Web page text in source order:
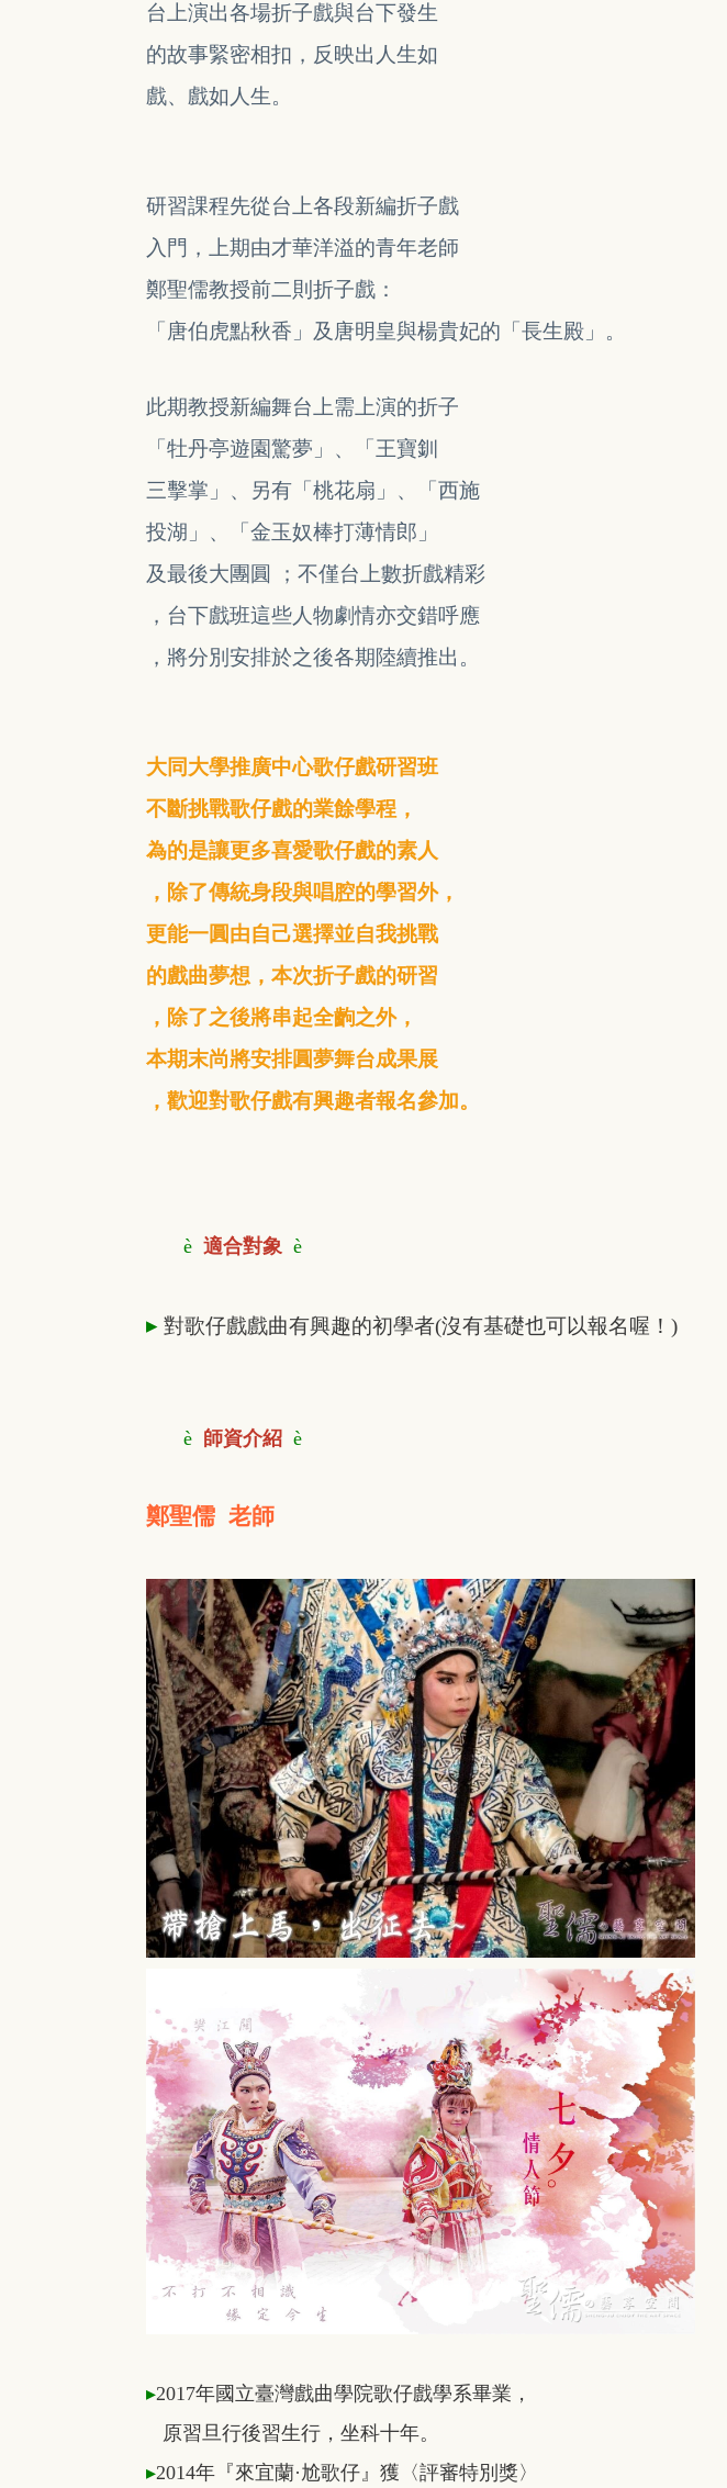
台上演出各場折子戲與台下發生
的故事緊密相扣，反映出人生如
戲、戲如人生。
研習課程先從台上各段新編折子戲
入門， 上期由才華洋溢的青年老師
鄭聖儒教授前二則折子戲：
「唐伯虎點秋香」及唐明皇與楊貴妃的「長生殿」。
此期教授新編舞台上需上演的折子
「牡丹亭遊園驚夢」 、「王寶釧
三擊掌」、
另有「桃花扇」、
「西施
投湖」 、「金玉奴棒打薄情郎」
及最後大團圓 ；不僅台上數折戲精彩
，台下戲班這些人物劇情亦交錯呼應
，將分別安排於之後各期陸續推出。
大同大學推廣中心歌仔戲研習班
不斷挑戰歌仔戲的業餘學程，
為的是讓更多喜愛歌仔戲的素人
，除了傳統身段與唱腔的學習外，
更能一圓由自己選擇並自我挑戰
的戲曲夢想，本次折子戲的研習
，除了之後將串起全齣之外，
本期末尚將安排圓夢舞台成果展
，歡迎對歌仔戲有興趣者報名參加。
è 適合對象 è
▸ 對歌仔戲戲曲有興趣的初學者(沒有基礎也可以報名喔！)
è 師資介紹 è
鄭聖儒 老師
▸2017年國立臺灣戲曲學院歌仔戲學系畢業，
原習旦行後習生行，坐科十年。
▸2014年『來宜蘭·尬歌仔』獲〈評審特別獎〉